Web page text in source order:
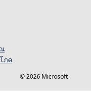
ภค
© 2026 Microsoft